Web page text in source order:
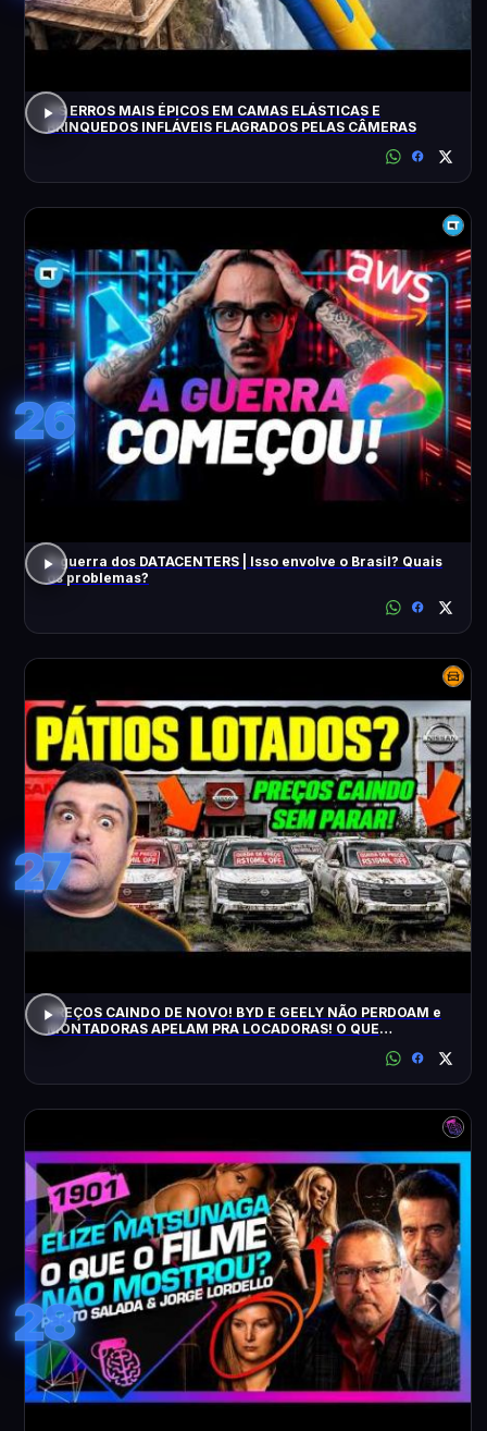
OS ERROS MAIS ÉPICOS EM CAMAS ELÁSTICAS E
BRINQUEDOS INFLÁVEIS FLAGRADOS PELAS CÂMERAS
26
A guerra dos DATACENTERS | Isso envolve o Brasil? Quais
os problemas?
27
PREÇOS CAINDO DE NOVO! BYD E GEELY NÃO PERDOAM e
MONTADORAS APELAM PRA LOCADORAS! O QUE
28